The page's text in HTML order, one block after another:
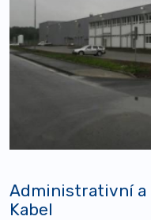
Administrativní a
Kabel